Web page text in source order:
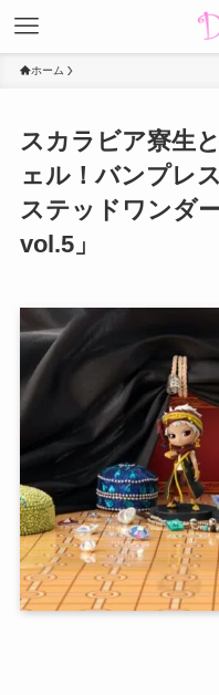
ホーム
スカラビア寮生
ェル！バンプレ
ステッドワンダ
vol.5」